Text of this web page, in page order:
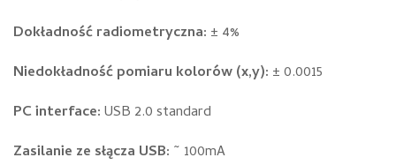
Dokładność radiometryczna: ± 4%
Niedokładność pomiaru kolorów (x,y): ± 0.0015
PC interface:USB 2.0 standard
Zasilanie ze słącza USB: ~ 100mA